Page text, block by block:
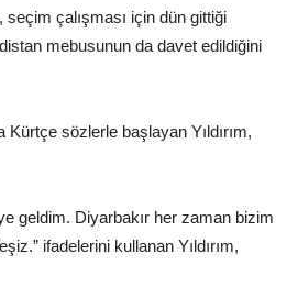
seçim çalışması için dün gittiği
mebusunun da davet edildiğini
Kürtçe sözlerle başlayan Yıldırım,
geldim. Diyarbakır her zaman bizim
ifadelerini kullanan Yıldırım,